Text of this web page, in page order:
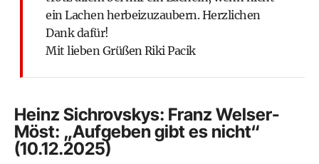
ein Lachen herbeizuzaubern. Herzlichen
Dank dafür!
Mit lieben Grüßen Riki Pacik
Heinz Sichrovskys: Franz Welser-
Möst: „Aufgeben gibt es nicht“
(10.12.2025)